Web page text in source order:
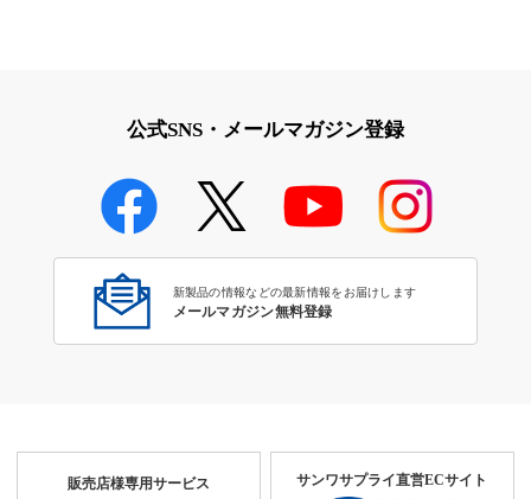
公式SNS・メールマガジン登録
新製品の情報などの最新情報をお届けします
メールマガジン無料登録
販売店様専用サービス サンワサプライ直営ECサイト